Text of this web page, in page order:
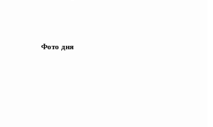
Фото дня